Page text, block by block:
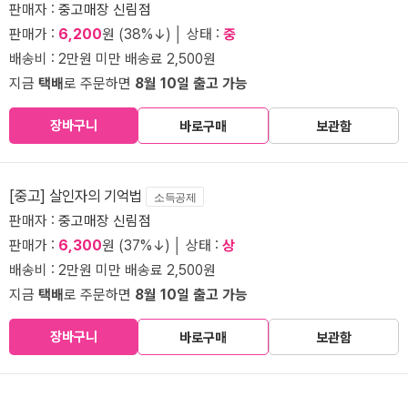
판매자 : 중고매장 신림점
판매가 : 6,200원 (38%↓) │ 상태 : 중
배송비 : 2만원 미만 배송료 2,500원
지금 택배로 주문하면 8월 10일 출고 가능
장바구니 바로구매 보관함
[중고] 살인자의 기억법 소득공제
판매자 : 중고매장 신림점
판매가 : 6,300원 (37%↓) │ 상태 : 상
배송비 : 2만원 미만 배송료 2,500원
지금 택배로 주문하면 8월 10일 출고 가능
장바구니 바로구매 보관함